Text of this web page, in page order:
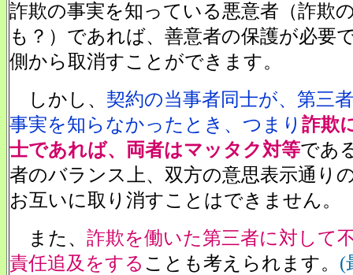
詐欺の事実を知っている悪意者（詐欺
も？）であれば、善意者の保護が必要
側から取消すことができます。
しかし、 契約の当事者同士が、第三
事実を知らなかったとき、つまり 詐欺
士であれば、両者はマッタク対等であ
者のバランス上、双方の意思表示通り
お互いに取り消すことはできません。
また、 詐欺を働いた第三者に対して
責任追及をする ことも考えられます。 (